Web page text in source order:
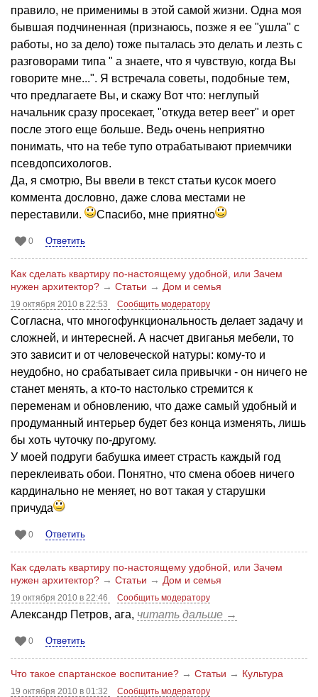
правило, не применимы в этой самой жизни. Одна моя
бывшая подчиненная (признаюсь, позже я ее "ушла" с
работы, но за дело) тоже пыталась это делать и лезть с
разговорами типа " а знаете, что я чувствую, когда Вы
говорите мне...". Я встречала советы, подобные тем,
что предлагаете Вы, и скажу Вот что: неглупый
начальник сразу просекает, "откуда ветер веет" и орет
после этого еще больше. Ведь очень неприятно
понимать, что на тебе тупо отрабатывают приемчики
псевдопсихологов.
Да, я смотрю, Вы ввели в текст статьи кусок моего
коммента дословно, даже слова местами не
переставили.
Спасибо, мне приятно
0 Ответить
Как сделать квартиру по-настоящему удобной, или Зачем
нужен архитектор? → Статьи → Дом и семья
19 октября 2010 в 22:53 Сообщить модератору
Согласна, что многофункциональность делает задачу и
сложней, и интересней. А насчет двиганья мебели, то
это зависит и от человеческой натуры: кому-то и
неудобно, но срабатывает сила привычки - он ничего не
станет менять, а кто-то настолько стремится к
переменам и обновлению, что даже самый удобный и
продуманный интерьер будет без конца изменять, лишь
бы хоть чуточку по-другому.
У моей подруги бабушка имеет страсть каждый год
переклеивать обои. Понятно, что смена обоев ничего
кардинально не меняет, но вот такая у старушки
причуда
0 Ответить
Как сделать квартиру по-настоящему удобной, или Зачем
нужен архитектор? → Статьи → Дом и семья
19 октября 2010 в 22:46 Сообщить модератору
Александр Петров, ага, читать дальше →
0 Ответить
Что такое спартанское воспитание? → Статьи → Культура
19 октября 2010 в 01:32 Сообщить модератору